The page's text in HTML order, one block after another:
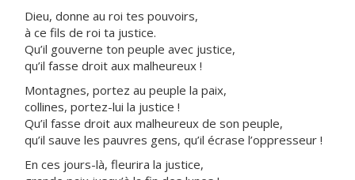
Dieu, donne au roi tes pouvoirs,
à ce fils de roi ta justice.
Qu’il gouverne ton peuple avec justice,
qu’il fasse droit aux malheureux !
Montagnes, portez au peuple la paix,
collines, portez-lui la justice !
Qu’il fasse droit aux malheureux de son peuple,
qu’il sauve les pauvres gens, qu’il écrase l’oppresseur !
En ces jours-là, fleurira la justice,